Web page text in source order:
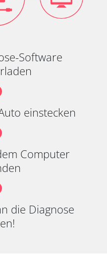
Software
einstecken
Computer
die Diagnose